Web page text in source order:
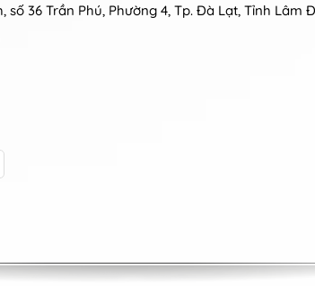
36 Trần Phú, Phường 4, Tp. Đà Lạt, Tỉnh Lâm